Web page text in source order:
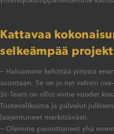
Kattavaa
selkeämpää
– Haluamme kehittää yritystä
suuntaan. Se on jo nyt vahvin
St-Team on ollut viime vuodet
Tuotevalikoima ja palvelut
laajentuneet merkittävästi.
– Olemme painottuneet yhä